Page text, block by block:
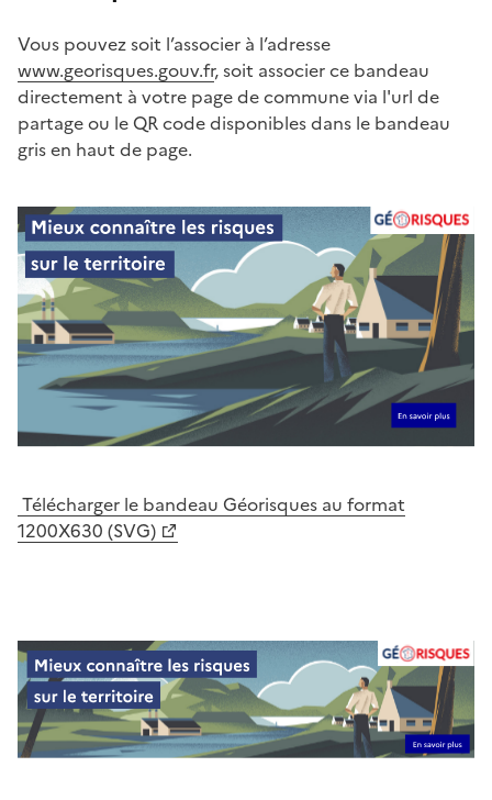
Vous pouvez soit l’associer à l’adresse
www.georisques.gouv.fr, soit associer ce bandeau
directement à votre page de commune via l'url de
partage ou le QR code disponibles dans le bandeau
gris en haut de page.
Télécharger le bandeau Géorisques au format
1200X630 (SVG)